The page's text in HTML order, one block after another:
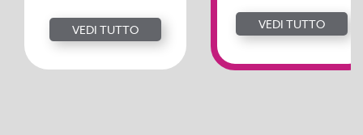
VEDI TUTTO VEDI TUTTO